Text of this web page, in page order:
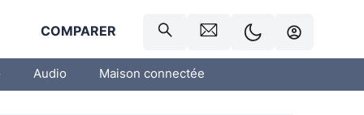
COMPARER
Audio Maison connectée